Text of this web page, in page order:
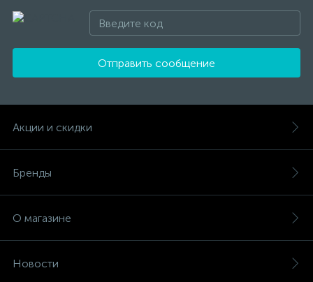
Отправить сообщение
Акции и скидки
Бренды
О магазине
Новости